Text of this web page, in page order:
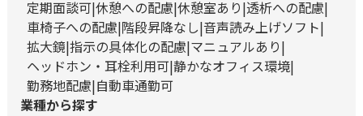
定期面談可 休憩への配慮 休憩室あり 透析への配慮
車椅子への配慮 階段昇降なし 音声読み上げソフト
拡大鏡 指示の具体化の配慮 マニュアルあり
ヘッドホン・耳栓利用可 静かなオフィス環境
勤務地配慮 自動車通勤可
業種から探す